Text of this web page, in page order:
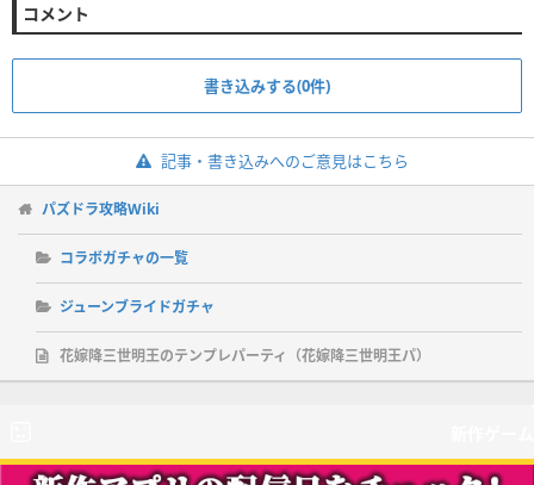
コメント
書き込みする(0件)
記事・書き込みへのご意見はこちら
パズドラ攻略Wiki
コラボガチャの一覧
ジューンブライドガチャ
花嫁降三世明王のテンプレパーティ（花嫁降三世明王パ）